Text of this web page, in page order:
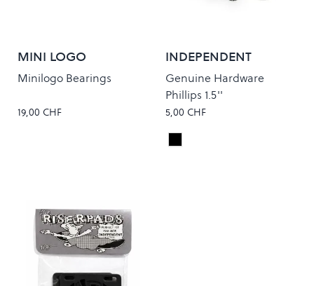
MINI LOGO
Minilogo Bearings
19,00 CHF
INDEPENDENT
Genuine Hardware
Phillips 1.5''
5,00 CHF
Colour
Black